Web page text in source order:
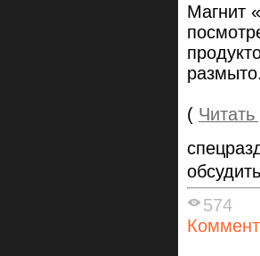
Магнит
размыто.
(
574